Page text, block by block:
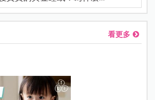
看更多